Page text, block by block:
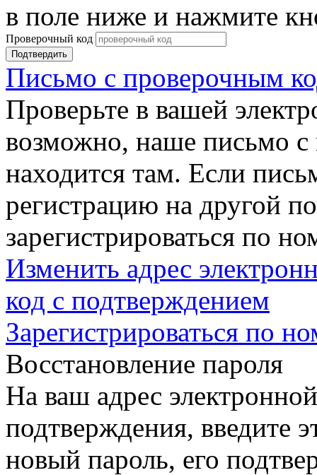
в поле ниже и нажмите
Проверочный код
Подтвердить
Письмо с проверочным
Проверьте в вашей
возможно, наше письмо с
находится там. Если
регистрацию на другой
зарегистрироваться по
Изменить адрес
код с подтверждением
Зарегистрироваться по
Восстановление пароля
На ваш адрес
подтверждения, введите
новый пароль, его